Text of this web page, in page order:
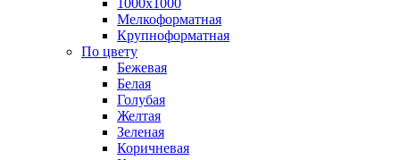
1000х1000
Мелкоформатная
Крупноформатная
По цвету
Бежевая
Белая
Голубая
Желтая
Зеленая
Коричневая